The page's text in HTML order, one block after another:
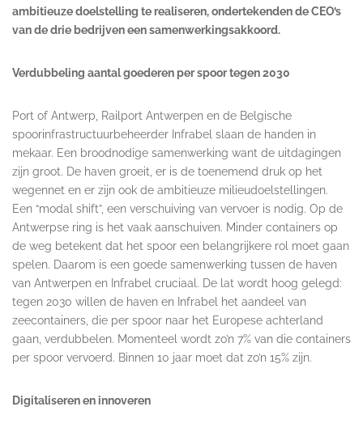
ambitieuze doelstelling te realiseren, ondertekenden de CEO’s
van de drie bedrijven een samenwerkingsakkoord.
Verdubbeling aantal goederen per spoor tegen 2030
Port of Antwerp, Railport Antwerpen en de Belgische
spoorinfrastructuurbeheerder Infrabel slaan de handen in
mekaar. Een broodnodige samenwerking want de uitdagingen
zijn groot. De haven groeit, er is de toenemend druk op het
wegennet en er zijn ook de ambitieuze milieudoelstellingen.
Een “modal shift”, een verschuiving van vervoer is nodig. Op de
Antwerpse ring is het vaak aanschuiven. Minder containers op
de weg betekent dat het spoor een belangrijkere rol moet gaan
spelen. Daarom is een goede samenwerking tussen de haven
van Antwerpen en Infrabel cruciaal. De lat wordt hoog gelegd:
tegen 2030 willen de haven en Infrabel het aandeel van
zeecontainers, die per spoor naar het Europese achterland
gaan, verdubbelen. Momenteel wordt zo’n 7% van die containers
per spoor vervoerd. Binnen 10 jaar moet dat zo’n 15% zijn.
Digitaliseren en innoveren